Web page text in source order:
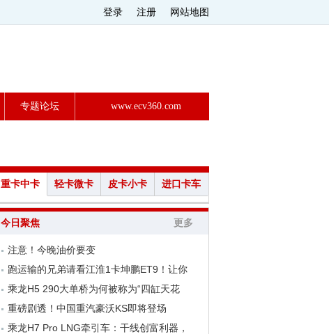
登录 注册 网站地图
专题论坛 www.ecv360.com
重卡中卡 轻卡微卡 皮卡小卡 进口卡车
今日聚焦 更多
注意！今晚油价要变
跑运输的兄弟请看江淮1卡坤鹏ET9！让你
乘龙H5 290大单桥为何被称为“四缸天花
重磅剧透！中国重汽豪沃KS即将登场
乘龙H7 Pro LNG牵引车：干线创富利器，